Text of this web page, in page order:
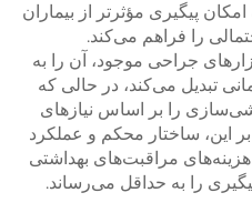
پیگیری مؤثرتر از بیماران
را فراهم می‌کند.
جراحی موجود، آن را به
تبدیل می‌کند، در حالی که
را بر اساس نیازهای
این، ساختار محکم و عملکرد
مراقبت‌های بهداشتی
را به حداقل می‌رساند.